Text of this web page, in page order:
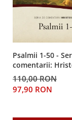
Psalmii 1-50 -
comentarii:
centru
110,00 RON
97,90 RON